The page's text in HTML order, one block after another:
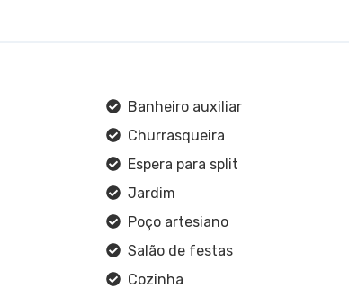
Banheiro auxiliar
Churrasqueira
Espera para split
Jardim
Poço artesiano
Salão de festas
Cozinha